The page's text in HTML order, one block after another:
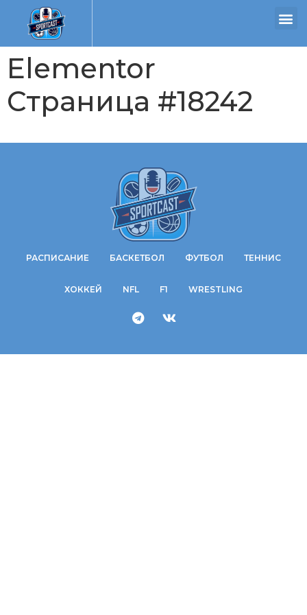
Elementor
Страница #18242
РАСПИСАНИЕ БАСКЕТБОЛ ФУТБОЛ ТЕННИС
ХОККЕЙ NFL F1 WRESTLING